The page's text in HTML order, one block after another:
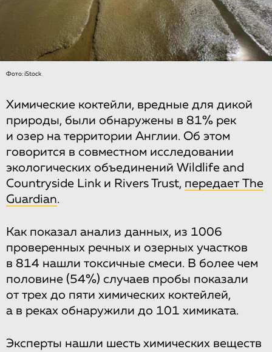
Фото: iStock
Химические коктейли, вредные для дикой
природы, были обнаружены в 81% рек
и озер на территории Англии. Об этом
говорится в совместном исследовании
экологических объединений Wildlife and
Countryside Link и Rivers Trust, передает The
Guardian.
Как показал анализ данных, из 1006
проверенных речных и озерных участков
в 814 нашли токсичные смеси. В более чем
половине (54%) случаев пробы показали
от трех до пяти химических коктейлей,
а в реках обнаружили до 101 химиката.
Эксперты нашли шесть химических веществ